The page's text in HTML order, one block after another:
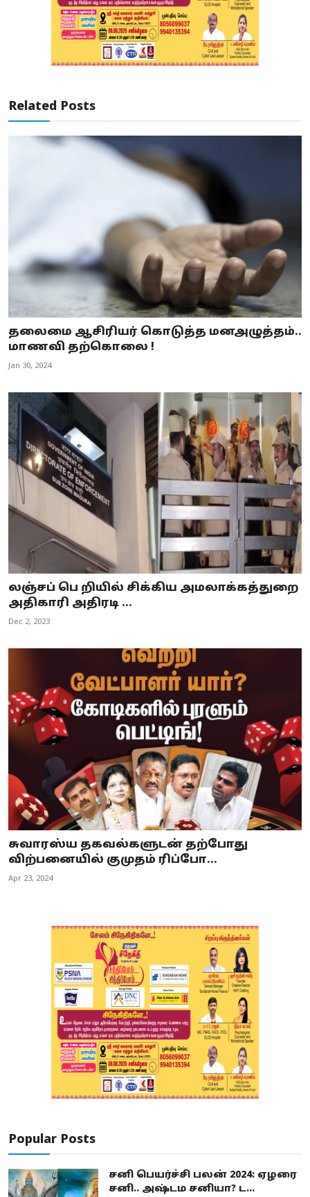
Related Posts
தலைமை ஆசிரியர் கொடுத்த மனஅழுத்தம்..
மாணவி தற்கொலை !
Jan 30, 2024
லஞ்சப் பெ றியில் சிக்கிய அமலாக்கத்துறை
அதிகாரி அதிரடி ...
Dec 2, 2023
சுவாரஸ்ய தகவல்களுடன் தற்போது
விற்பனையில் குமுதம் ரிப்போ...
Apr 23, 2024
Popular Posts
சனி பெயர்ச்சி பலன் 2024: ஏழரை
சனி.. அஷ்டம சனியா? ட...